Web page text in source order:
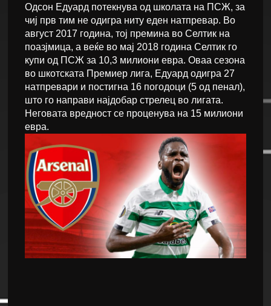
Одсон Едуард потекнува од школата на ПСЖ, за
чиј прв тим не одигра ниту еден натпревар. Во
август 2017 година, тој премина во Селтик на
поазјмица, а веќе во мај 2018 година Селтик го
купи од ПСЖ за 10,3 милиони евра. Оваа сезона
во шкотската Премиер лига, Едуард одигра 27
натпревари и постигна 16 погодоци (5 од пенал),
што го направи најдобар стрелец во лигата.
Неговата вредност се проценува на 15 милиони
евра.